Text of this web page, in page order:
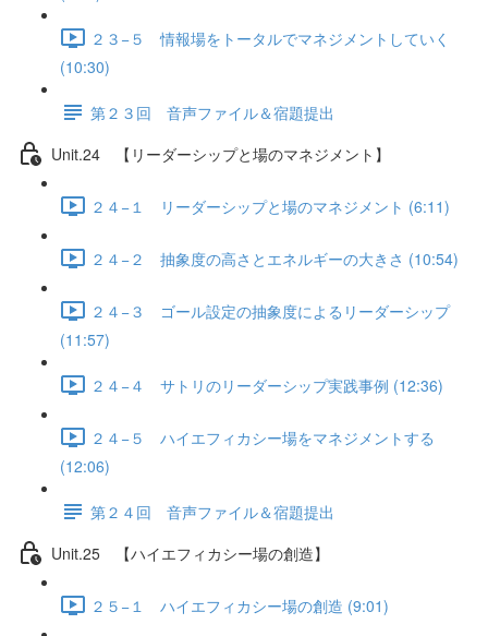
２３−５ 情報場をトータルでマネジメントしていく
(10:30)
第２３回 音声ファイル＆宿題提出
Unit.24 【リーダーシップと場のマネジメント】
２４−１ リーダーシップと場のマネジメント (6:11)
２４−２ 抽象度の高さとエネルギーの大きさ (10:54)
２４−３ ゴール設定の抽象度によるリーダーシップ
(11:57)
２４−４ サトリのリーダーシップ実践事例 (12:36)
２４−５ ハイエフィカシー場をマネジメントする
(12:06)
第２４回 音声ファイル＆宿題提出
Unit.25 【ハイエフィカシー場の創造】
２５−１ ハイエフィカシー場の創造 (9:01)